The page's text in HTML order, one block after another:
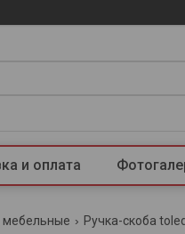
и оплата
мебельные Ручка-скоба